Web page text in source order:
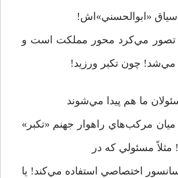
«ابوالحسني»اش!
تصور مي‌كرد محور مملكت است و
مي‌شد! چون تكبر ورزيد!
مركب‌هاي راهوار جهنم «تكبر»
مثلاً مسئولي كه در
اختصاصي استفاده مي‌كند! يا